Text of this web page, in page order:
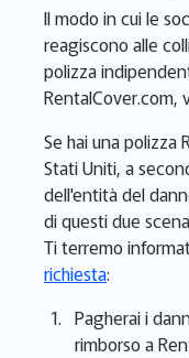
Il modo in cui le
reagiscono alle
polizza
RentalCover.com,
Se hai una polizza
Stati Uniti, a
dell'entità del
di questi due
Ti terremo
richiesta:
Pagherai i
rimborso a